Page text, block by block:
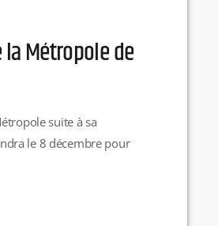
Métropole de
suite à sa
le 8 décembre pour